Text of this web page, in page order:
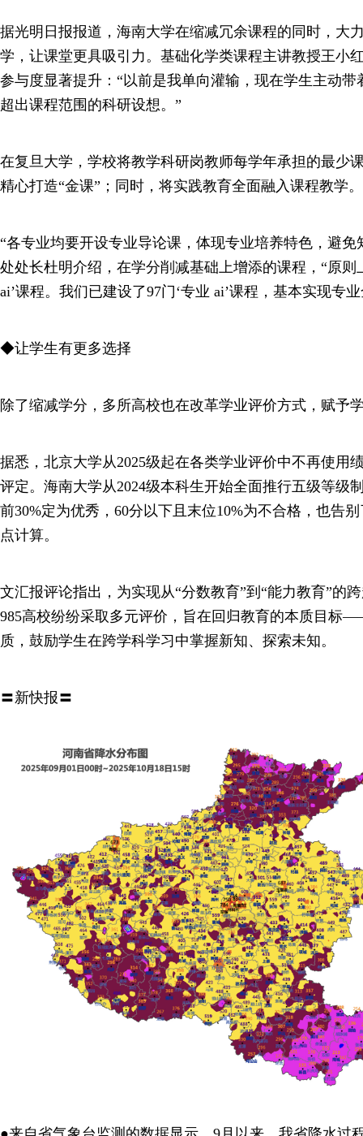
据光明日报报道，海南大学在缩减冗余课程的同时，大
学，让课堂更具吸引力。基础化学类课程主讲教授王小
参与度显著提升：“以前是我单向灌输，现在学生主动
超出课程范围的科研设想。”
在复旦大学，学校将教学科研岗教师每学年承担的最少
精心打造“金课”；同时，将实践教育全面融入课程教学。
“各专业均要开设专业导论课，体现专业培养特色，避免
处处长杜明介绍，在学分削减基础上增添的课程，“原则
ai’课程。我们已建设了97门‘专业 ai’课程，基本实现专
◆让学生有更多选择
除了缩减学分，多所高校也在改革学业评价方式，赋予
据悉，北京大学从2025级起在各类学业评价中不再使用
评定。海南大学从2024级本科生开始全面推行五级等级
前30%定为优秀，60分以下且末位10%为不合格，也告
点计算。
文汇报评论指出，为实现从“分数教育”到“能力教育”的
985高校纷纷采取多元评价，旨在回归教育的本质目标
质，鼓励学生在跨学科学习中掌握新知、探索未知。
〓新快报〓